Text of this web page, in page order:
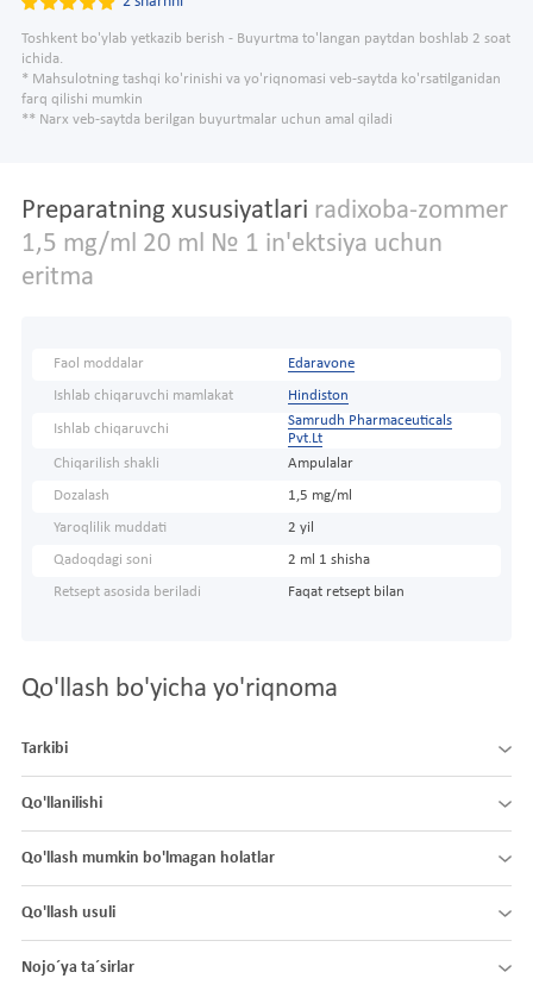
Toshkent bo'ylab yetkazib berish - Buyurtma to'langan paytdan boshlab 2 soat
ichida.
* Mahsulotning tashqi ko'rinishi va yo'riqnomasi veb-saytda ko'rsatilganidan
farq qilishi mumkin
** Narx veb-saytda berilgan buyurtmalar uchun amal qiladi
Preparatning xususiyatlari radixoba-zommer
1,5 mg/ml 20 ml № 1 in'ektsiya uchun
eritma
Faol moddalar Edaravone
Ishlab chiqaruvchi mamlakat Hindiston
Ishlab chiqaruvchi
Samrudh Pharmaceuticals
Pvt.Lt
Chiqarilish shakli
Ampulalar
Dozalash 1,5 mg/ml
Yaroqlilik muddati 2 yil
Qadoqdagi soni 2 ml 1 shisha
Retsept asosida beriladi Faqat retsept bilan
Qo'llash bo'yicha yo'riqnoma
Tarkibi
Qo'llanilishi
Qo'llash mumkin bo'lmagan holatlar
Qo'llash usuli
Nojo´ya ta´sirlar